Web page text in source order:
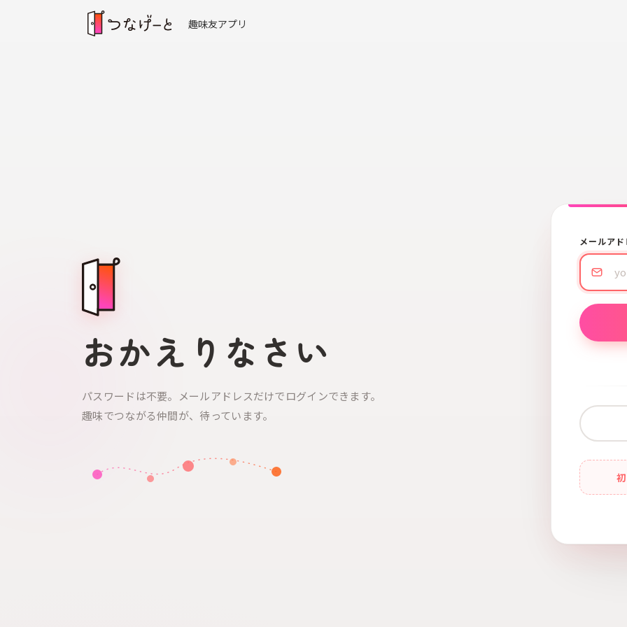
趣味友アプリ
おかえりなさい
パスワードは不要。メールアドレスだけでログインできます。
趣味でつながる仲間が、待っています。
メールア